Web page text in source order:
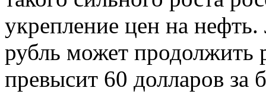
укрепление цен на
рубль может продолжить
превысит 60 долларов за